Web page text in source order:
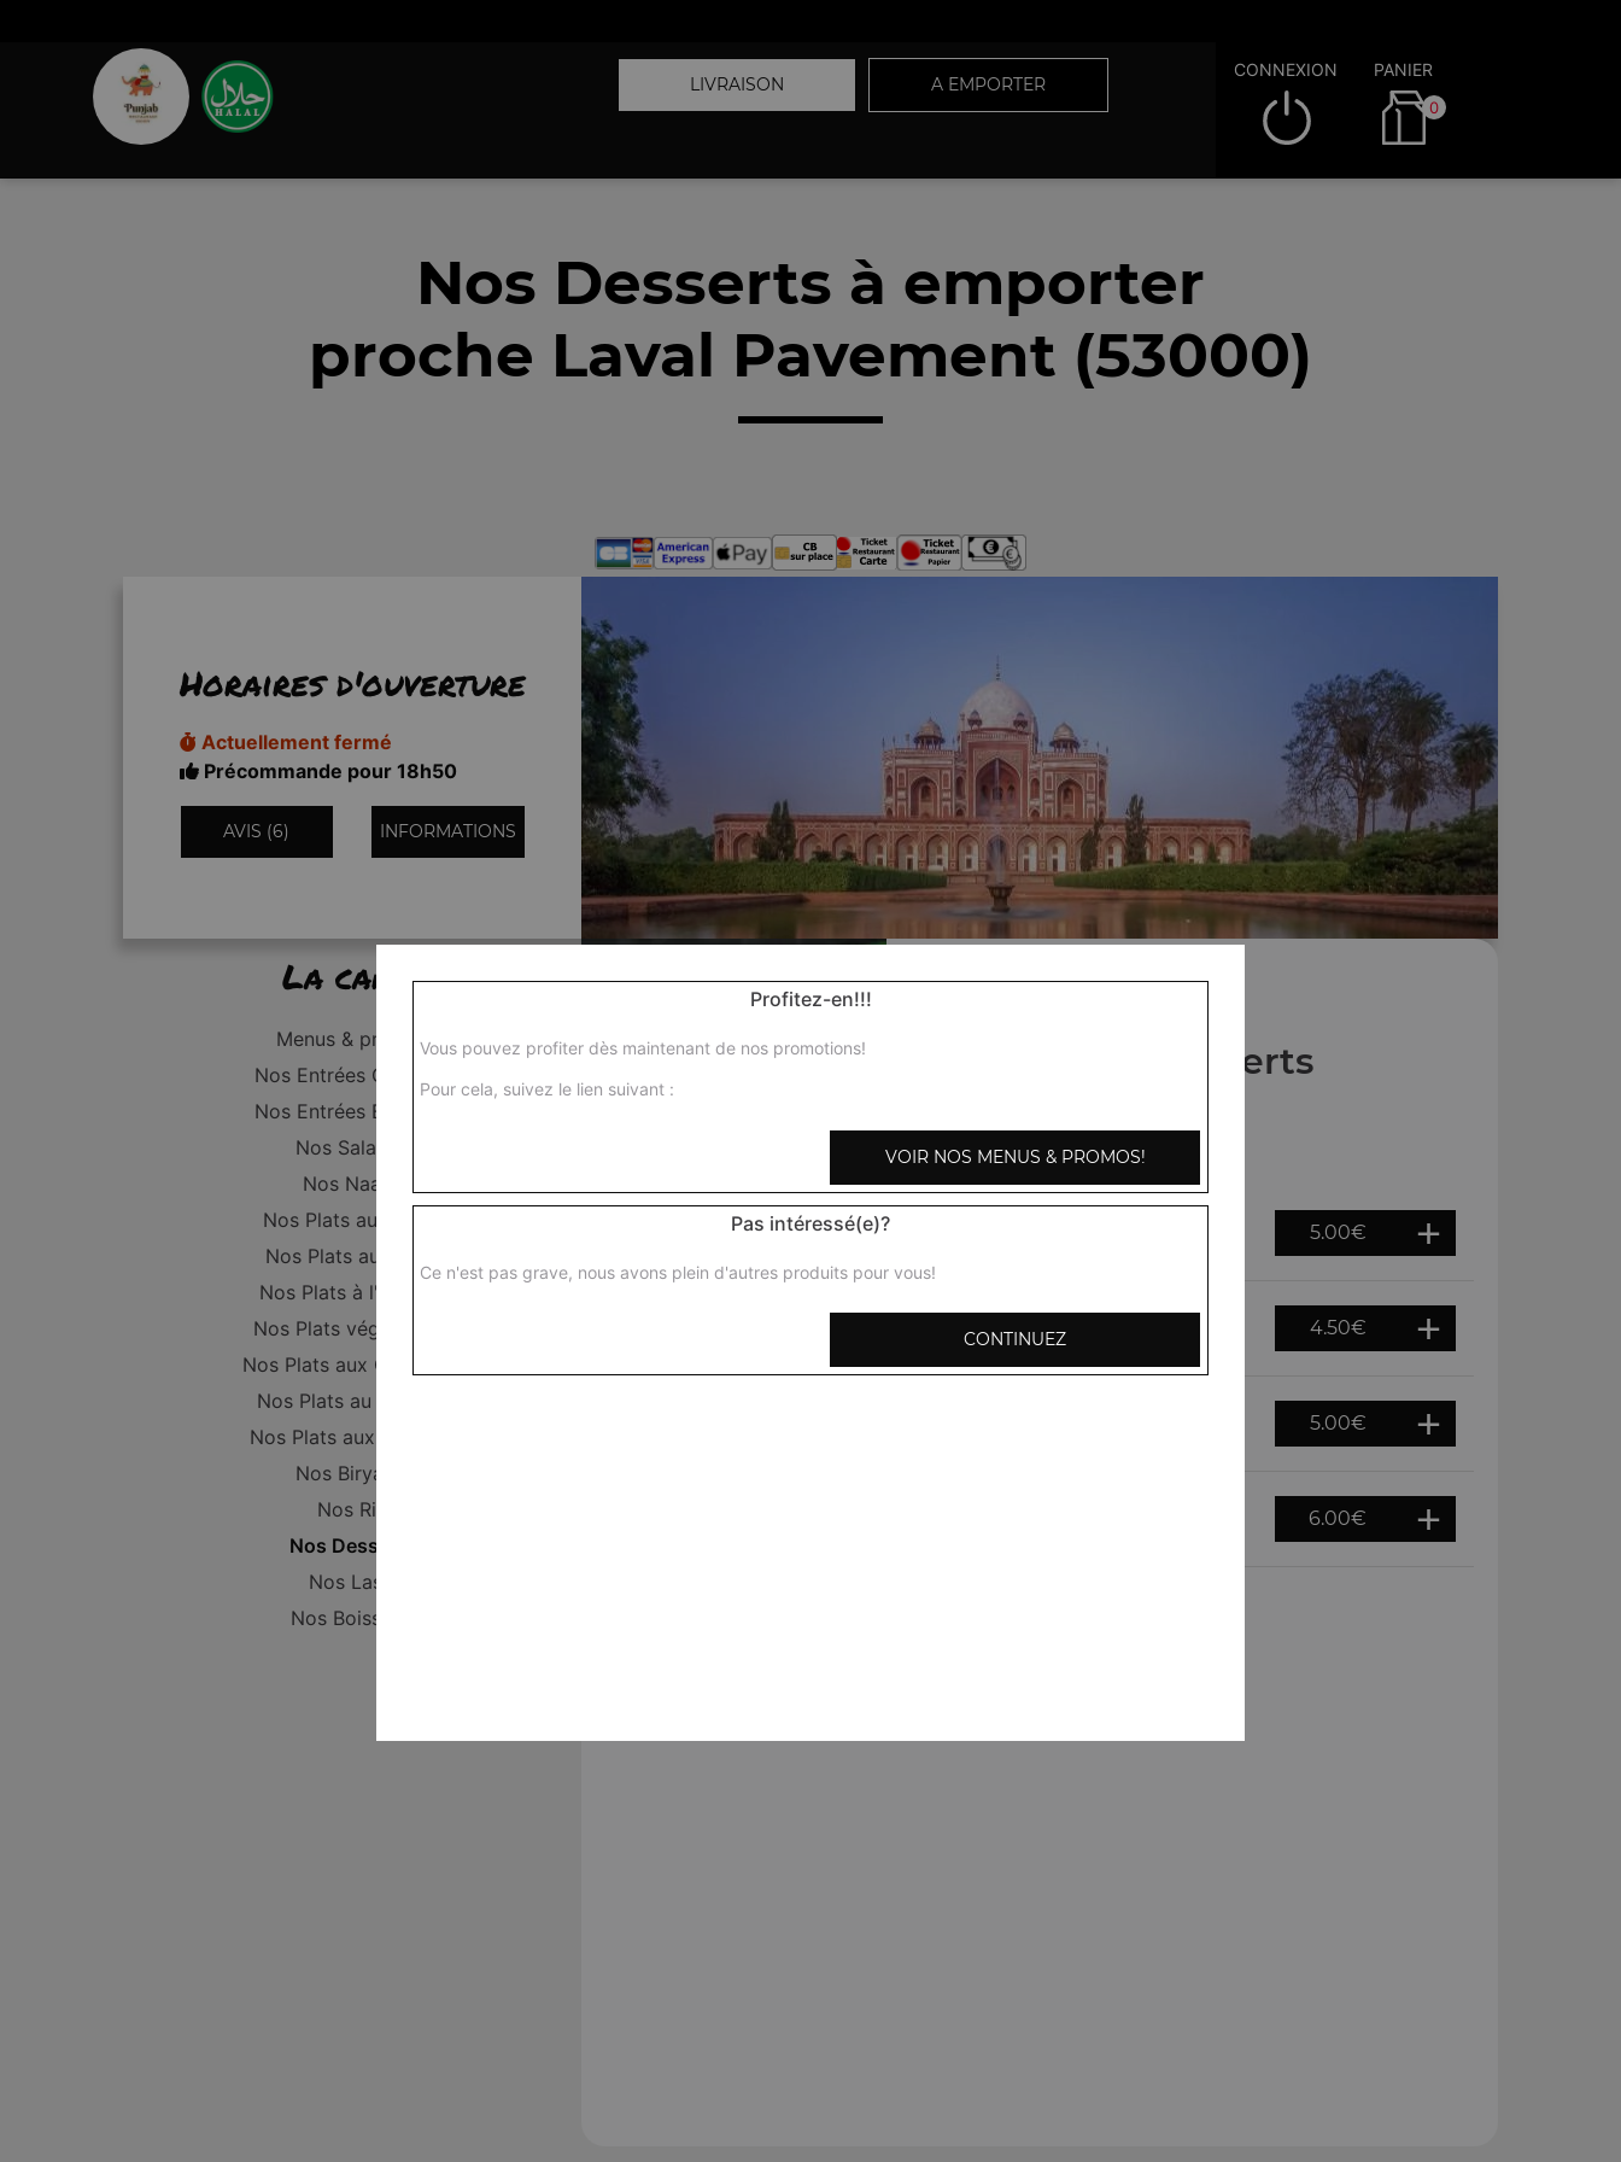
LIVRAISON A EMPORTER
CONNEXION PANIER
0
Nos Desserts à emporter
proche Laval Pavement (53000)
Horaires d'ouverture
Actuellement fermé
Précommande pour 18h50
AVIS (6) INFORMATIONS
La carte
Menus & promos
Nos Entrées Grillades
Nos Entrées Beignets
Nos Salades
Nos Naans
Nos Plats au Poulet
Nos Plats au Boeuf
Nos Plats à l'Agneau
Nos Plats végétariens
Nos Plats aux Crevettes
Nos Plats au Poisson
Nos Plats aux Gambas
Nos Biryanis
Nos Riz
Nos Desserts
Nos Lassi
Nos Boissons
Nos Desserts
5.00€
Fruits exotiques, sirop de rose, pulpe de mangue
4.50€
5.00€
6.00€
Profitez-en!!!
Vous pouvez profiter dès maintenant de nos promotions!
Pour cela, suivez le lien suivant :
VOIR NOS MENUS & PROMOS!
Pas intéressé(e)?
Ce n'est pas grave, nous avons plein d'autres produits pour vous!
CONTINUEZ